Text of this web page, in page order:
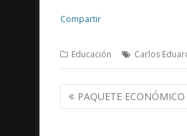
Compartir
Educación Carlos
N
a
PAQUETE